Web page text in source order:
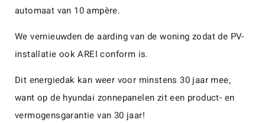
automaat van 10 ampère.
We vernieuwden de aarding van de woning zodat de PV-
installatie ook AREI conform is.
Dit energiedak kan weer voor minstens 30 jaar mee,
want op de hyundai zonnepanelen zit een product- en
vermogensgarantie van 30 jaar!